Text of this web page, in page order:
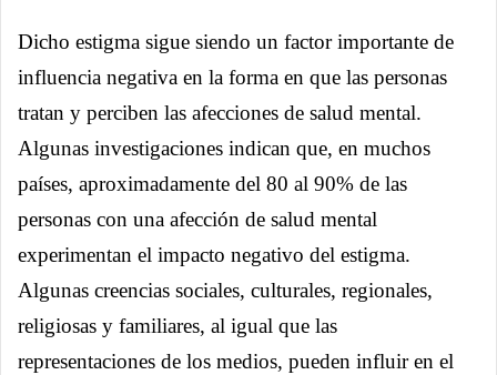
Dicho estigma sigue siendo un factor importante de
influencia negativa en la forma en que las personas
tratan y perciben las afecciones de salud mental.
Algunas investigaciones indican que, en muchos
países, aproximadamente del 80 al 90% de las
personas con una afección de salud mental
experimentan el impacto negativo del estigma.
Algunas creencias sociales, culturales, regionales,
religiosas y familiares, al igual que las
representaciones de los medios, pueden influir en el